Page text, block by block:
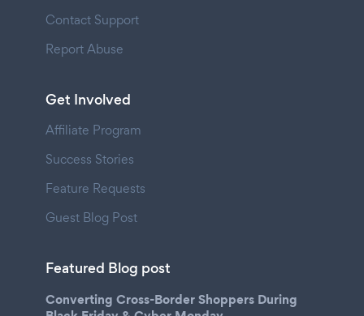
Contact Support
Report Abuse
Get Involved
Affiliate Program
Success Stories
Feature Requests
Guest Blog Post
Featured Blog post
Converting Cross-Border Shoppers During